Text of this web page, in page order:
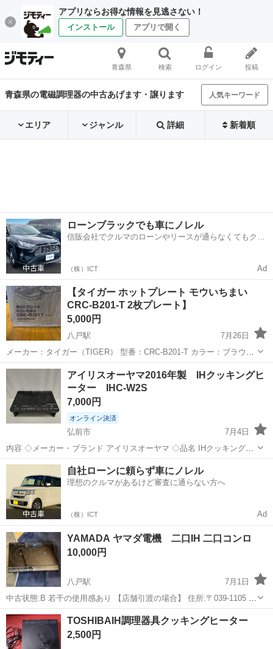
アプリならお得な情報を見逃さない！
インストール アプリで開く
青森県 検索 ログイン 投稿
青森県の電磁調理器の中古あげます・譲ります 人気キーワード
エリア ジャンル 詳細 新着順
ローンブラックでも車にノレル
信販会社でクルマのローンやリースが通らなくてもクル
（株）ICT Ad
【タイガー ホットプレート モウいちまい
CRC-B201-T 2枚プレート】
5,000円
八戸駅
7月26日
メーカー：タイガー（TIGER） 型番：CRC-B201-T カラー：ブラウン
プレート：2枚（平面・穴あき波形） 中古状態:B 若干の使用感あり
【店舗引渡の場合】 住所:〒039-1105 八戸市八幡五日町31...
青森 八戸市 八戸駅 キッチン家電
アイリスオーヤマ2016年製 IHクッキングヒ
ーター IHC-W2S
7,000円
オンライン決済
弘前市
7月4日
内容 ◇メーカー・ブランド アイリスオーヤマ ◇品名 IHクッキングヒ
ーター ◇型番 IHC-W2S ◇詳細 動作確認済み。 現金でのお支払いも可
青森 弘前市 キッチン家電 IHC
自社ローンに頼らず車にノレル
理想のクルマがあるけど審査に通らない方へ
（株）ICT Ad
YAMADA ヤマダ電機 二口IH 二口コンロ
10,000円
八戸駅
7月1日
中古状態:B 若干の使用感あり 【店舗引渡の場合】 住所:〒039-1105 八
戸市八幡五日町31-1 営業時間:9時〜17時 定休日:水曜日・その他不定
休もあり ※商品はすべて店頭販売もしております。 お取引メッセー...
青森 八戸市 キッチン家電 YAMADA
TOSHIBAIH調理器具クッキングヒーター
2,500円